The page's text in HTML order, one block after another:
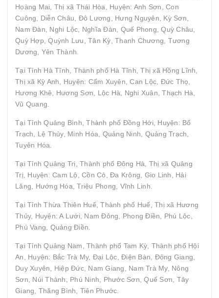
Hoàng Mai, Thị xã Thái Hòa, Huyện: Anh Sơn, Con
Cuông, Diễn Châu, Đô Lương, Hưng Nguyên, Kỳ Sơn,
Nam Đàn, Nghi Lộc, Nghĩa Đàn, Quế Phong, Quỳ Châu,
Quỳ Hợp, Quỳnh Lưu, Tân Kỳ, Thanh Chương, Tương
Dương, Yên Thành.
Tại Tỉnh Hà Tĩnh, Thành phố Hà Tĩnh, Thị xã Hồng Lĩnh,
Thị xã Kỳ Anh, Huyện: Cẩm Xuyên, Can Lộc, Đức Thọ,
Hương Khê, Hương Sơn, Lộc Hà, Nghi Xuân, Thạch Hà,
Vũ Quang.
Tại Tỉnh Quảng Bình, Thành phố Đồng Hới, Huyện: Bố
Trạch, Lệ Thủy, Minh Hóa, Quảng Ninh, Quảng Trạch,
Tuyên Hóa.
Tại Tỉnh Quảng Trị, Thành phố Đông Hà, Thị xã Quảng
Trị, Huyện: Cam Lộ, Cồn Cỏ, Đa Krông, Gio Linh, Hải
Lăng, Hướng Hóa, Triệu Phong, Vĩnh Linh.
Tại Tỉnh Thừa Thiên Huế, Thành phố Huế, Thị xã Hương
Thủy, Huyện: A Lưới, Nam Đông, Phong Điền, Phú Lộc,
Phú Vang, Quảng Điền.
Tại Tỉnh Quảng Nam, Thành phố Tam Kỳ, Thành phố Hội
An, Huyện: Bắc Trà My, Đại Lộc, Điện Bàn, Đông Giang,
Duy Xuyên, Hiệp Đức, Nam Giang, Nam Trà My, Nông
Sơn, Núi Thành, Phú Ninh, Phước Sơn, Quế Sơn, Tây
Giang, Thăng Bình, Tiên Phước.